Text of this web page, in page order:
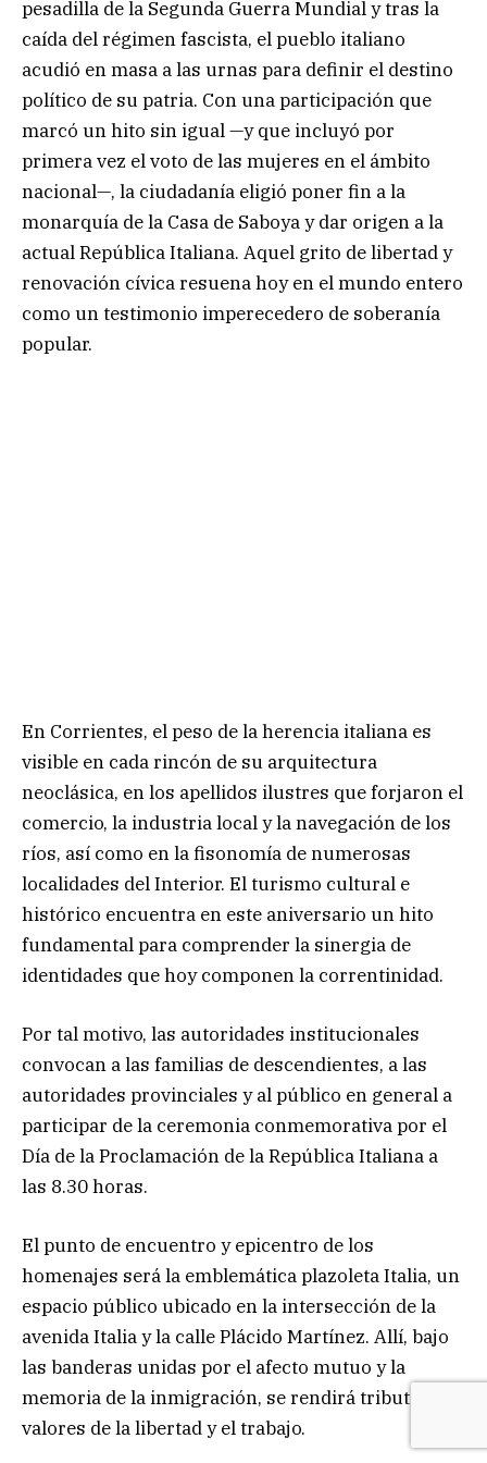
pesadilla de la Segunda Guerra Mundial y tras la
caída del régimen fascista, el pueblo italiano
acudió en masa a las urnas para definir el destino
político de su patria. Con una participación que
marcó un hito sin igual —y que incluyó por
primera vez el voto de las mujeres en el ámbito
nacional—, la ciudadanía eligió poner fin a la
monarquía de la Casa de Saboya y dar origen a la
actual República Italiana. Aquel grito de libertad y
renovación cívica resuena hoy en el mundo entero
como un testimonio imperecedero de soberanía
popular.
En Corrientes, el peso de la herencia italiana es
visible en cada rincón de su arquitectura
neoclásica, en los apellidos ilustres que forjaron el
comercio, la industria local y la navegación de los
ríos, así como en la fisonomía de numerosas
localidades del Interior. El turismo cultural e
histórico encuentra en este aniversario un hito
fundamental para comprender la sinergia de
identidades que hoy componen la correntinidad.
Por tal motivo, las autoridades institucionales
convocan a las familias de descendientes, a las
autoridades provinciales y al público en general a
participar de la ceremonia conmemorativa por el
Día de la Proclamación de la República Italiana a
las 8.30 horas.
El punto de encuentro y epicentro de los
homenajes será la emblemática plazoleta Italia, un
espacio público ubicado en la intersección de la
avenida Italia y la calle Plácido Martínez. Allí, bajo
las banderas unidas por el afecto mutuo y la
memoria de la inmigración, se rendirá tributo a los
valores de la libertad y el trabajo.